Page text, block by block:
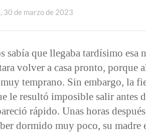
30 de marzo de 2023
sabía que llegaba tardísimo esa
volver a casa pronto, porque
temprano. Sin embargo, la
le resultó imposible salir antes
rápido. Unas horas
dormido muy poco, su madre